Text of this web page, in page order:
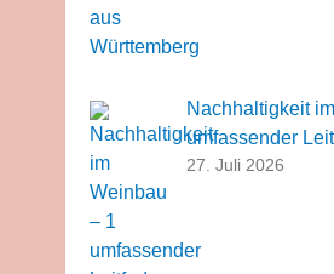
Nachhaltigkeit
umfassender
27. Juli 2026